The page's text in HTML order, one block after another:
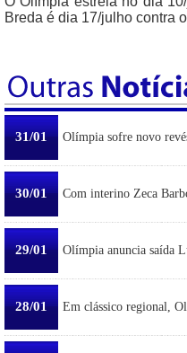
Breda é dia 17/julho contra
31/01 Olímpia sofre novo
30/01 Com interino Zeca
29/01 Olímpia anuncia saída
28/01 Em clássico regional,